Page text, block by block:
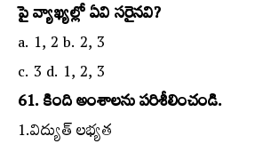
పై వ్యాఖ్యల్లో ఏవి సరైనవి?
a. 1, 2 b. 2, 3
c. 3 d. 1, 2, 3
61. కింది అంశాలను పరిశీలించండి.
1.విద్యుత్‌ లభ్యత